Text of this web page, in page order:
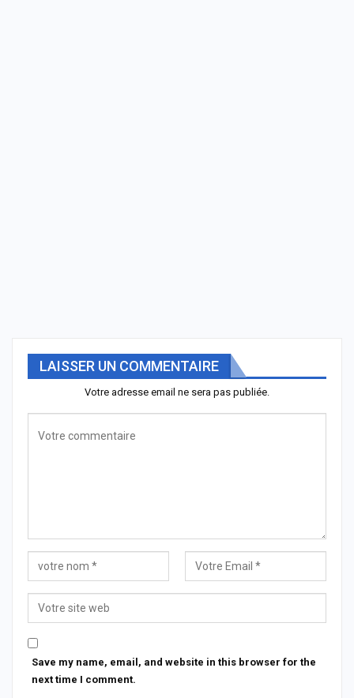
LAISSER UN COMMENTAIRE
Votre adresse email ne sera pas publiée.
Save my name, email, and website in this browser for the
next time I comment.